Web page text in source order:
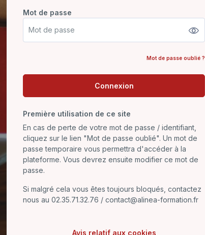
Mot de passe
Mot de passe
Mot de passe oublié ?
Connexion
Première utilisation de ce site
En cas de perte de votre mot de passe / identifiant,
cliquez sur le lien "Mot de passe oublié". Un mot de
passe temporaire vous permettra d'accéder à la
plateforme. Vous devrez ensuite modifier ce mot de
passe.
Si malgré cela vous êtes toujours bloqués, contactez
nous au 02.35.71.32.76 / contact@alinea-formation.fr
Avis relatif aux cookies